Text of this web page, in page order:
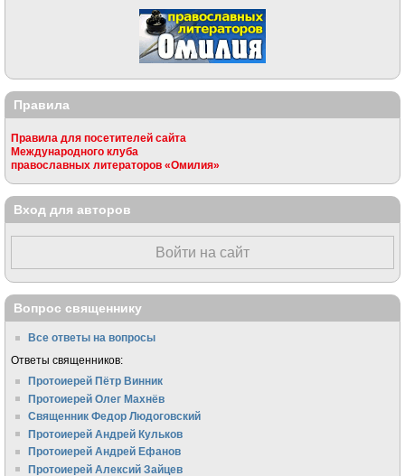
Правила
Правила для посетителей сайта
Международного клуба
православных литераторов «Омилия»
Вход для авторов
Войти на сайт
Вопрос священнику
Все ответы на вопросы
Ответы священников:
Протоиерей Пётр Винник
Протоиерей Олег Махнёв
Священник Федор Людоговский
Протоиерей Андрей Кульков
Протоиерей Андрей Ефанов
Протоиерей Алексий Зайцев